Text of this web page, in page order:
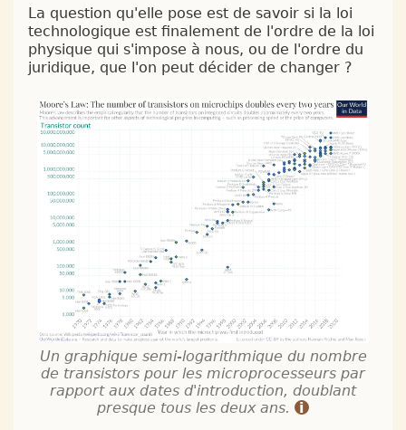
La question qu'elle pose est de savoir si la loi
technologique est finalement de l'ordre de la loi
physique qui s'impose à nous, ou de l'ordre du
juridique, que l'on peut décider de changer ?
Un graphique semi-logarithmique du nombre
de transistors pour les microprocesseurs par
rapport aux dates d'introduction, doublant
presque tous les deux ans.